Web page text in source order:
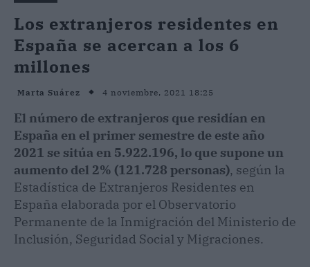
Los extranjeros residentes en
España se acercan a los 6
millones
Marta Suárez 4 noviembre, 2021 18:25
El número de extranjeros que residían en
España en el primer semestre de este año
2021 se sitúa en 5.922.196, lo que supone un
aumento del 2% (121.728 personas), según la
Estadística de Extranjeros Residentes en
España elaborada por el Observatorio
Permanente de la Inmigración del Ministerio de
Inclusión, Seguridad Social y Migraciones.